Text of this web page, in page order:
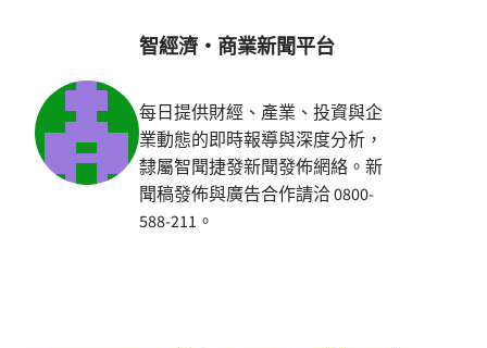
智經濟・商業新聞平台
每日提供財經、產業、投資與企
業動態的即時報導與深度分析，
隸屬智聞捷發新聞發佈網絡。新
聞稿發佈與廣告合作請洽 0800-
588-211。